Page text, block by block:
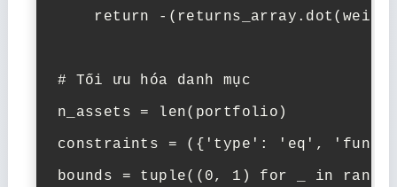
return -
# Tối ưu hóa danh mục
n_assets = len(portfolio)
constraints = ({'type': 'eq', 'fun':
bounds = tuple((0, 1) for _ in